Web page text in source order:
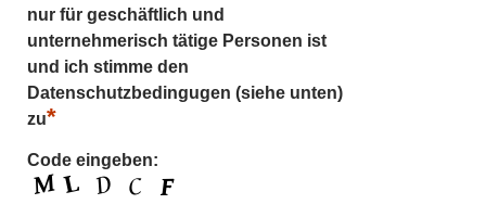
nur für geschäftlich und
unternehmerisch tätige Personen ist
und ich stimme den
Datenschutzbedingugen (siehe unten)
zu*
Code eingeben: